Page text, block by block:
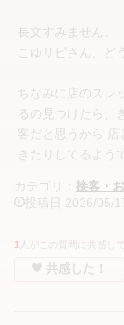
長文すみません。
こゆリピさん、ど
ちなみに店のスレ
るの見つけたら、
客だと思うから 店
きたりしてるよう
カテゴリ： 接客・
投稿日 2026/05/
1 人がこの質問に共感し
共感した！